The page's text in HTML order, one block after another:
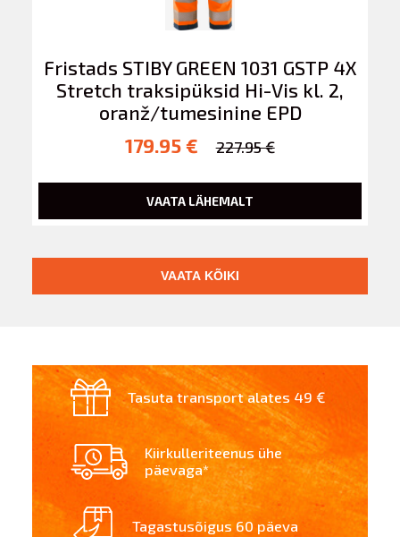
Fristads STIBY GREEN 1031 GSTP 4X
Stretch traksipüksid Hi-Vis kl. 2,
oranž/tumesinine EPD
179.95 €
227.95 €
VAATA LÄHEMALT
VAATA KÕIKI
Tasuta transport alates 49 €
Kiirkulleriteenus ühe
päevaga*
Tagastusõigus 60 päeva